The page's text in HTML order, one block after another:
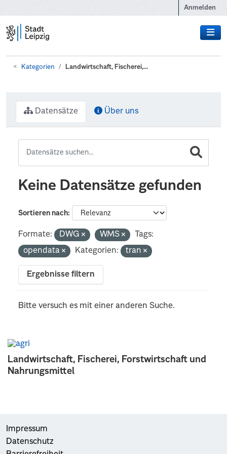
Anmelden
Kategorien Landwirtschaft, Fischerei,...
Landwirtschaft, Fischerei, Forstwirtschaft und
Nahrungsmittel
Datensätze Über uns
Keine Datensätze gefunden
Sortieren nach
Formate: DWG WMS
Tags:
opendata
Kategorien: tran
Ergebnisse filtern
Bitte versuch es mit einer anderen Suche.
Impressum
Datenschutz